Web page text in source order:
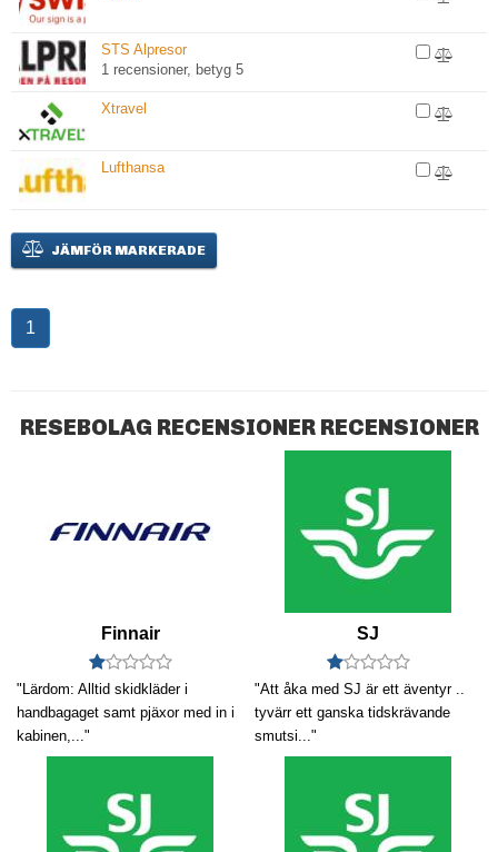
STS Alpresor
1 recensioner, betyg 5
Xtravel
Lufthansa
JÄMFÖR MARKERADE
1
RESEBOLAG RECENSIONER RECENSIONER
Finnair
"Lärdom: Alltid skidkläder i
handbagaget samt pjäxor med in i
kabinen,..."
SJ
"Att åka med SJ är ett äventyr ..
tyvärr ett ganska tidskrävande
smutsi..."